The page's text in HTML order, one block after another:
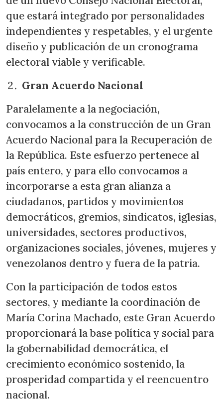
que estará integrado por personalidades
independientes y respetables, y el urgente
diseño y publicación de un cronograma
electoral viable y verificable.
Gran Acuerdo Nacional
Paralelamente a la negociación,
convocamos a la construcción de un Gran
Acuerdo Nacional para la Recuperación de
la República. Este esfuerzo pertenece al
país entero, y para ello convocamos a
incorporarse a esta gran alianza a
ciudadanos, partidos y movimientos
democráticos, gremios, sindicatos, iglesias,
universidades, sectores productivos,
organizaciones sociales, jóvenes, mujeres y
venezolanos dentro y fuera de la patria.
Con la participación de todos estos
sectores, y mediante la coordinación de
María Corina Machado, este Gran Acuerdo
proporcionará la base política y social para
la gobernabilidad democrática, el
crecimiento económico sostenido, la
prosperidad compartida y el reencuentro
nacional.